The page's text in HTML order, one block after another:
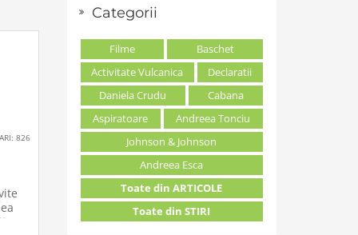
826
Categorii
Filme
Baschet
Activitate Vulcanica
Declaratii
Daniela Crudu
Cabana
Aspiratoare
Andreea Tonciu
Johnson & Johnson
Andreea Esca
Toate din ARTICOLE
Toate din STIRI